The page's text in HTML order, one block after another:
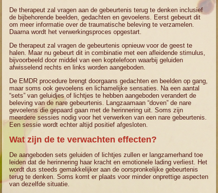
De therapeut zal vragen aan de gebeurtenis terug te denken inclusief
de bijbehorende beelden, gedachten en gevoelens. Eerst gebeurt dit
om meer informatie over de traumatische beleving te verzamelen.
Daarna wordt het verwerkingsproces opgestart.
De therapeut zal vragen de gebeurtenis opnieuw voor de geest te
halen. Maar nu gebeurt dit in combinatie met een afleidende stimulus,
bijvoorbeeld door middel van een koptelefoon waarbij geluiden
afwisselend rechts en links worden aangeboden.
De EMDR procedure brengt doorgaans gedachten en beelden op gang,
maar soms ook gevoelens en lichamelijke sensaties. Na een aantal
“sets” van geluidjes of lichtjes te hebben aangeboden verandert de
beleving van de nare gebeurtenis. Langzaamaan “doven” de nare
gevoelens die gepaard gaan met de herinnering uit. Soms zijn
meerdere sessies nodig voor het verwerken van een nare gebeurtenis.
Een sessie wordt echter altijd positief afgesloten.
Wat zijn de te verwachten effecten?
De aangeboden sets geluiden of lichtjes zullen er langzamerhand toe
leiden dat de herinnering haar kracht en emotionele lading verliest. Het
wordt dus steeds gemakkelijker aan de oorspronkelijke gebeurtenis
terug te denken. Soms komt er plaats voor minder onprettige aspecten
van dezelfde situatie.